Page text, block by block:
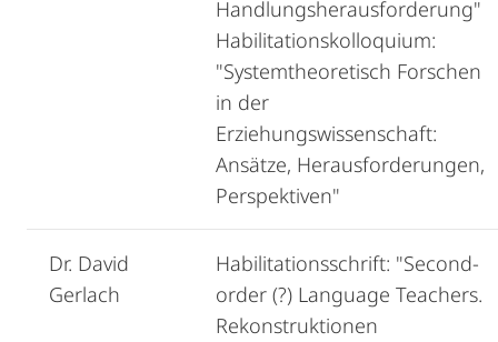
Handlungsherausforderung"
Habilitationskolloquium:
"Systemtheoretisch Forschen
in der
Erziehungswissenschaft:
Ansätze, Herausforderungen,
Perspektiven"
Dr. David
Gerlach
Habilitationsschrift: "Second‐
order (?) Language Teachers.
Rekonstruktionen